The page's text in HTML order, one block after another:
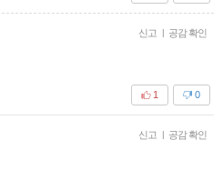
신고 | 공감 확인
0
1
신고 | 공감 확인